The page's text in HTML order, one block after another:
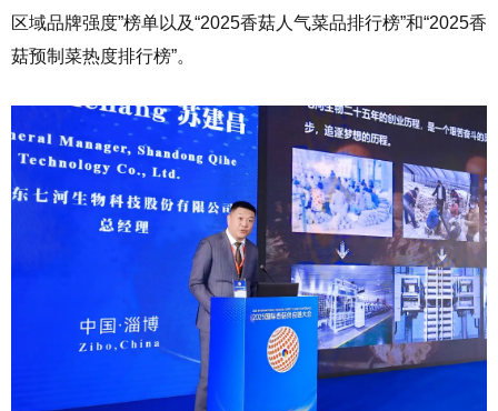
区域品牌强度”榜单以及“2025香菇人气菜品排行榜”和“2025香
菇预制菜热度排行榜”。